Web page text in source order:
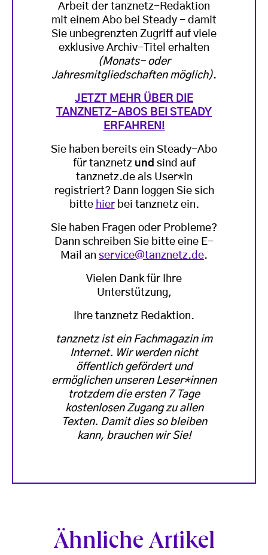
Arbeit der tanznetz-Redaktion
mit einem Abo bei Steady - damit
Sie unbegrenzten Zugriff auf viele
exklusive Archiv-Titel erhalten
(Monats- oder
Jahresmitgliedschaften möglich).
JETZT MEHR ÜBER DIE
TANZNETZ-ABOS BEI STEADY
ERFAHREN!
Sie haben bereits ein Steady-Abo
für tanznetz und sind auf
tanznetz.de als User*in
registriert? Dann loggen Sie sich
bitte hierbei tanznetz ein.
Sie haben Fragen oder Probleme?
Dann schreiben Sie bitte eine E-
Mail an service@tanznetz.de.
Vielen Dank für Ihre
Unterstützung,
Ihre tanznetz Redaktion.
tanznetz ist ein Fachmagazin im
Internet. Wir werden nicht
öffentlich gefördert und
ermöglichen unseren Leser*innen
trotzdem die ersten 7 Tage
kostenlosen Zugang zu allen
Texten. Damit dies so bleiben
kann, brauchen wir Sie!
Ähnliche Artikel